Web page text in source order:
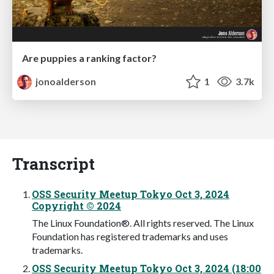
Are puppies a ranking factor?
jonoalderson
1 3.7k
Transcript
OSS Security Meetup Tokyo Oct 3, 2024
Copyright © 2024
The Linux Foundation®. All rights reserved. The Linux
Foundation has registered trademarks and uses
trademarks.
OSS Security Meetup Tokyo Oct 3, 2024 (18:00